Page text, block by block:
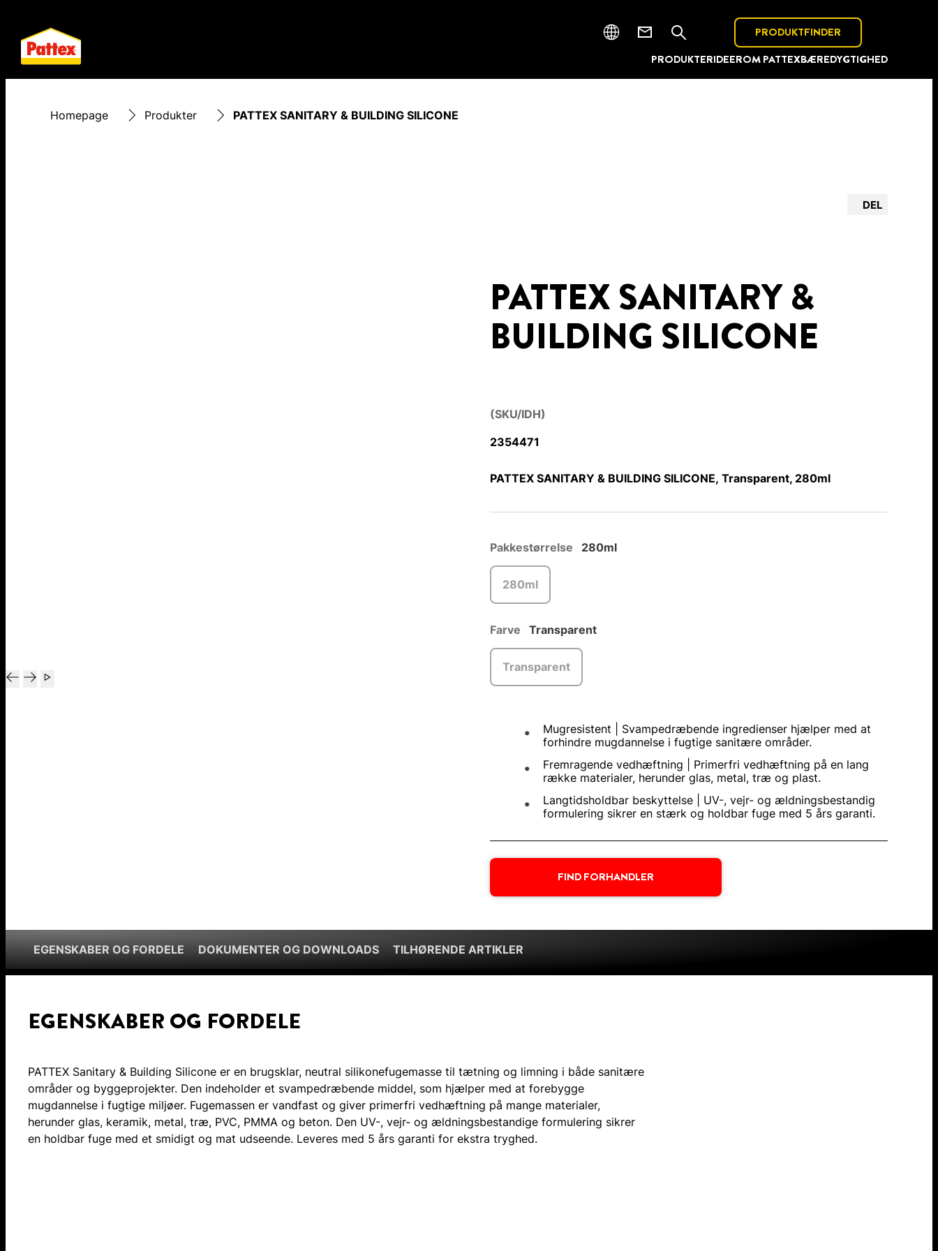
PRODUKTERIDEEROM PATTEXBÆREDYGTIGHED
PRODUKTFINDER
Homepage Produkter PATTEX SANITARY & BUILDING SILICONE
DEL
PATTEX SANITARY &
BUILDING SILICONE
(SKU/IDH)
2354471
PATTEX SANITARY & BUILDING SILICONE, Transparent, 280ml
Pakkestørrelse 280ml
280ml
Farve Transparent
Transparent
Mugresistent | Svampedræbende ingredienser hjælper med at
forhindre mugdannelse i fugtige sanitære områder.
Fremragende vedhæftning | Primerfri vedhæftning på en lang
række materialer, herunder glas, metal, træ og plast.
Langtidsholdbar beskyttelse | UV-, vejr- og ældningsbestandig
formulering sikrer en stærk og holdbar fuge med 5 års garanti.
FIND FORHANDLER
EGENSKABER OG FORDELE DOKUMENTER OG DOWNLOADS TILHØRENDE ARTIKLER
EGENSKABER OG FORDELE
PATTEX Sanitary & Building Silicone er en brugsklar, neutral silikonefugemasse til tætning og limning i både sanitære
områder og byggeprojekter. Den indeholder et svampedræbende middel, som hjælper med at forebygge
mugdannelse i fugtige miljøer. Fugemassen er vandfast og giver primerfri vedhæftning på mange materialer,
herunder glas, keramik, metal, træ, PVC, PMMA og beton. Den UV-, vejr- og ældningsbestandige formulering sikrer
en holdbar fuge med et smidigt og mat udseende. Leveres med 5 års garanti for ekstra tryghed.